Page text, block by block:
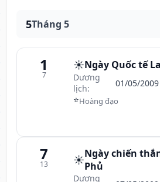
5Tháng 5
1
7
☀️Ngày Quốc tế
Dương
lịch:
01/05/2009
⭐Hoàng đạo
7
13 ☀️Ngày chiến
Phủ
Dương